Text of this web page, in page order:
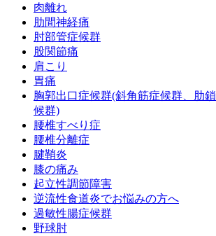
肉離れ
肋間神経痛
肘部管症候群
股関節痛
肩こり
胃痛
胸郭出口症候群(斜角筋症候群、肋
候群)
腰椎すべり症
腰椎分離症
腱鞘炎
膝の痛み
起立性調節障害
逆流性食道炎でお悩みの方へ
過敏性腸症候群
野球肘